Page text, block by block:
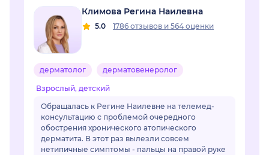
Климова Регина Наилевна
5.0 1786 отзывов и 564 оценки
дерматолог дерматовенеролог
Взрослый, детский
Обращалась к Регине Наилевне на телемед-
консультацию с проблемой очередного
обострения хронического атопического
дерматита. В этот раз вылезли совсем
нетипичные симптомы - пальцы на правой руке